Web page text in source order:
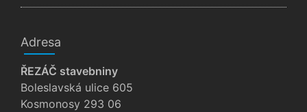
Adresa
ŘEZÁČ stavebniny
Boleslavská ulice 605
Kosmonosy 293 06